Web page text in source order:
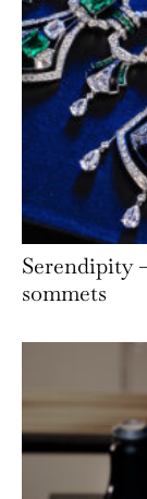
Serendipity
sommets